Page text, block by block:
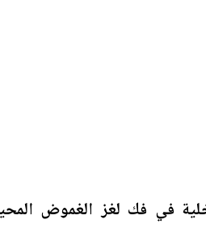
في فك لغز الغموض